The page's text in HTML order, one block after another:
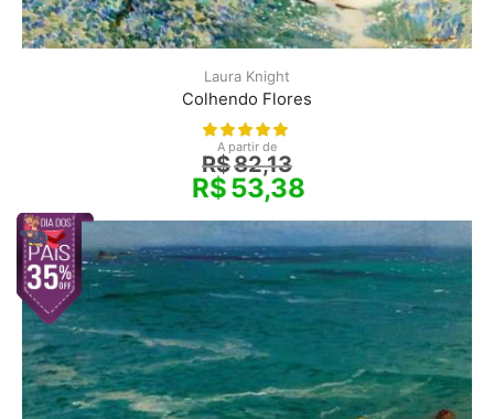
Laura Knight
Colhendo Flores
A partir de
R$82,13
R$53,38